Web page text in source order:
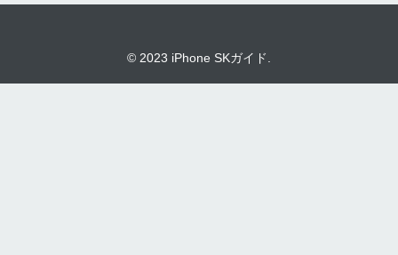
© 2023 iPhone SKガイド.